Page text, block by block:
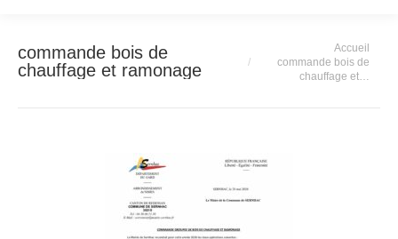
commande bois de
chauffage et ramonage
Vous êtes ici :Accueil
commande bois de
chauffage et…